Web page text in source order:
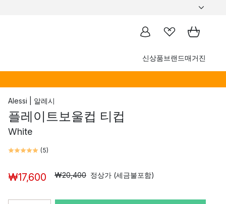
신상품브랜드매거진
Alessi | 알레시
플레이트보울컵 티컵
White
(5)
₩17,600 ₩20,400 정상가 (세금불포함)